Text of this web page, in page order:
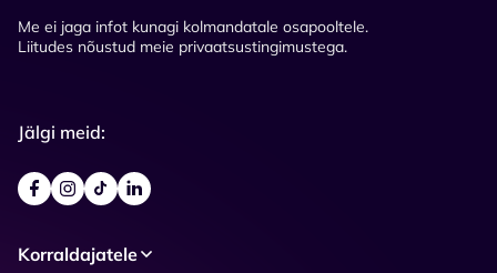
Me ei jaga infot kunagi kolmandatale osapooltele.
Liitudes nõustud meie privaatsustingimustega.
Jälgi meid:
Korraldajatele